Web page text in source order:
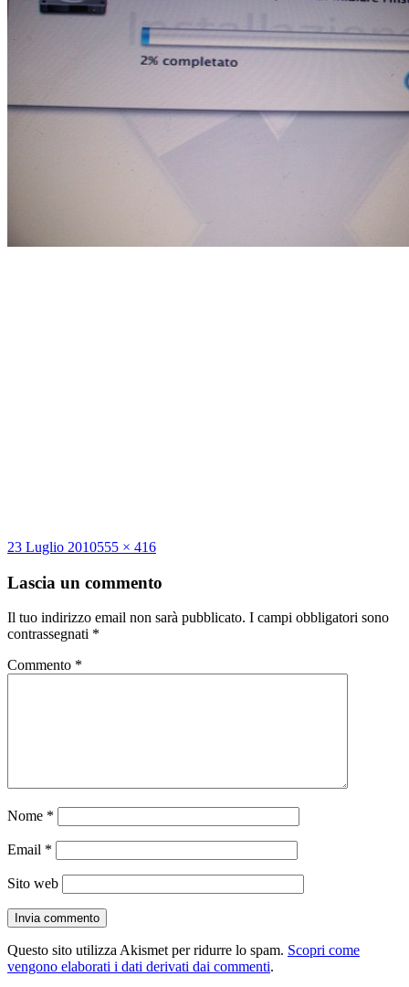
Scritto
23 Luglio 2010Dimensione
555 × 416
Lascia un commento
Il tuo indirizzo email non sarà pubblicato. I campi obbligatori sono
contrassegnati *
Commento *
Nome *
Email *
Sito web
Questo sito utilizza Akismet per ridurre lo spam. Scopri come
vengono elaborati i dati derivati dai commenti.